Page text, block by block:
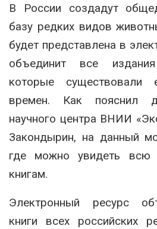
В России создадут
базу редких видов
будет представлена в
объединит все
которые существовали
времен. Как пояснил
научного центра ВНИИ
Закондырин, на данный
где можно увидеть всю
книгам.
Электронный ресурс
книги всех российских